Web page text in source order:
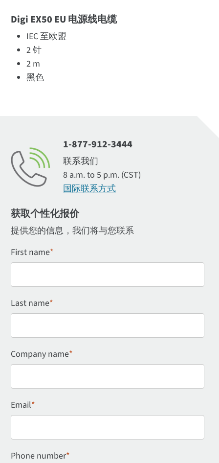
Digi EX50 EU 电源线电缆
IEC 至欧盟
2 针
2 m
黑色
1-877-912-3444
联系我们
8 a.m. to 5 p.m. (CST)
国际联系方式
获取个性化报价
提供您的信息，我们将与您联系
First name*
Last name*
Company name*
Email*
Phone number*